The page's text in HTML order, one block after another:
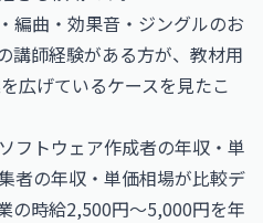
編曲・効果音・ジングルのお
講師経験がある方が、教材用
広げているケースを見たこ
ソフトウェア作成者の年収・単
者の年収・単価相場が比較デ
の時給2,500円〜5,000円を年